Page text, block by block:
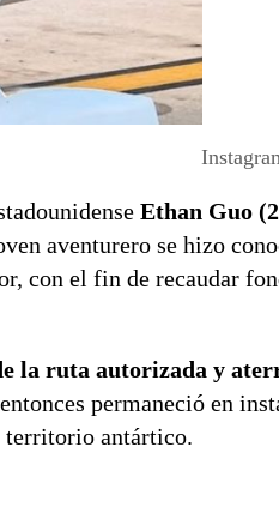
Ethan Guo
aventurero se hizo
con el fin de recaudar
la ruta autorizada y
permaneció en
territorio antártico.